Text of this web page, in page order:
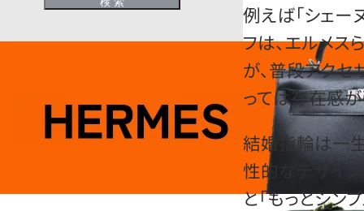
例えば「シェー
フは、エルメス
が、普段アク
っては存在感が
結婚指輪は一
性的なデザイ
と「もっとシン